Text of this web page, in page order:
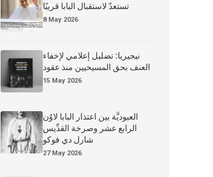
تستعدّ لاستقبال البابا قريبًا
8 May 2026
نيجيريا: تضليل إعلامي لإخفاء
العنف بحق المسيحيين منذ عقود
15 May 2026
العبوديَّة بين اعتذار البابا لاوُن
الرابع عشر وصرخة القدِّيس
شارل دي فوكو
27 May 2026